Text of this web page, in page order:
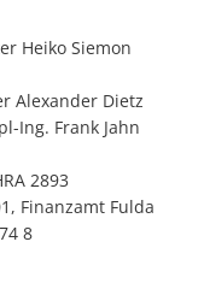
Heiko Siemon
Alexander Dietz
Ing. Frank Jahn
2893
018
8